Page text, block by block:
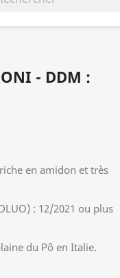
- DDM :
en amidon et très
: 12/2021 ou plus
du Pô en Italie.